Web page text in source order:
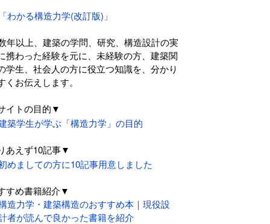
「わかる構造力学(改訂版)」
年以上、建築の学問、研究、構造設計の実
携わった経験を元に、未経験の方、建築関
学生、社会人の方に役立つ知識を、分かり
くお伝えします。
イトの目的▼
築学生が学ぶ「構造力学」の目的
あえず10記事▼
めましての方に10記事用意しました
すめ書籍紹介▼
造力学・建築構造のおすすめ本｜現役設
者が読んで良かった書籍を紹介